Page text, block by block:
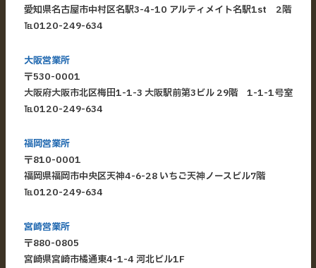
愛知県名古屋市中村区名駅3-4-10 アルティメイト名駅1st 2階
℡0120-249-634
大阪営業所
〒530-0001
大阪府大阪市北区梅田1-1-3 大阪駅前第3ビル 29階 1-1-1号室
℡0120-249-634
福岡営業所
〒810-0001
福岡県福岡市中央区天神4-6-28 いちご天神ノースビル7階
℡0120-249-634
宮崎営業所
〒880-0805
宮崎県宮崎市橘通東4-1-4 河北ビル1F